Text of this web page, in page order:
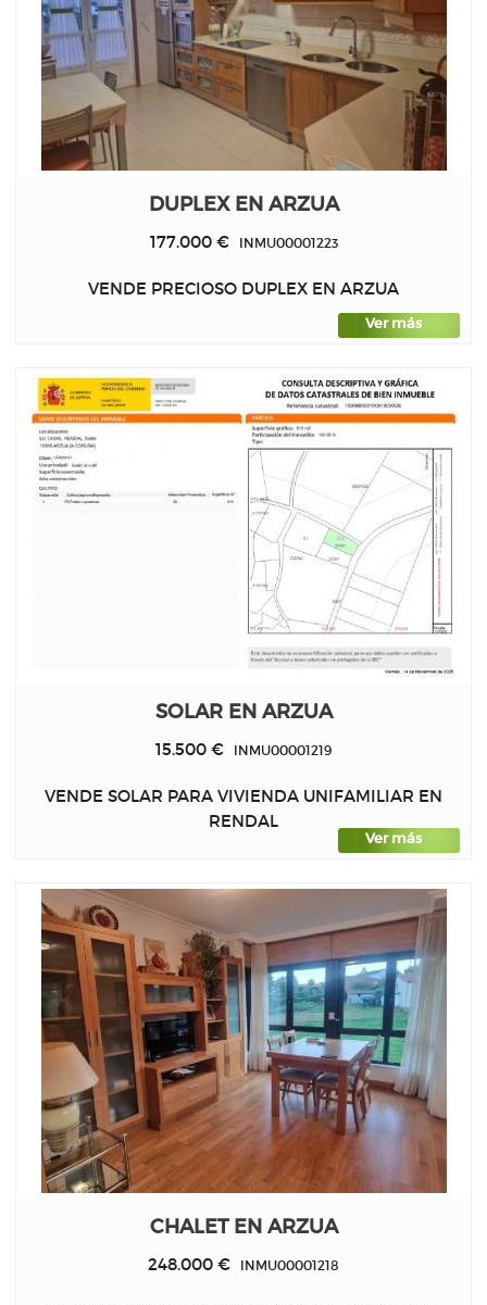
DUPLEX EN ARZUA
177.000 €INMU00001223
VENDE PRECIOSO DUPLEX EN ARZUA
Ver más
SOLAR EN ARZUA
15.500 € INMU00001219
VENDE SOLAR PARA VIVIENDA UNIFAMILIAR EN
RENDAL
Ver más
CHALET EN ARZUA
248.000 € INMU00001218